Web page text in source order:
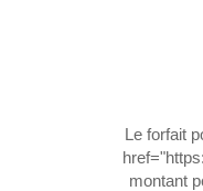
Le forfait
montant